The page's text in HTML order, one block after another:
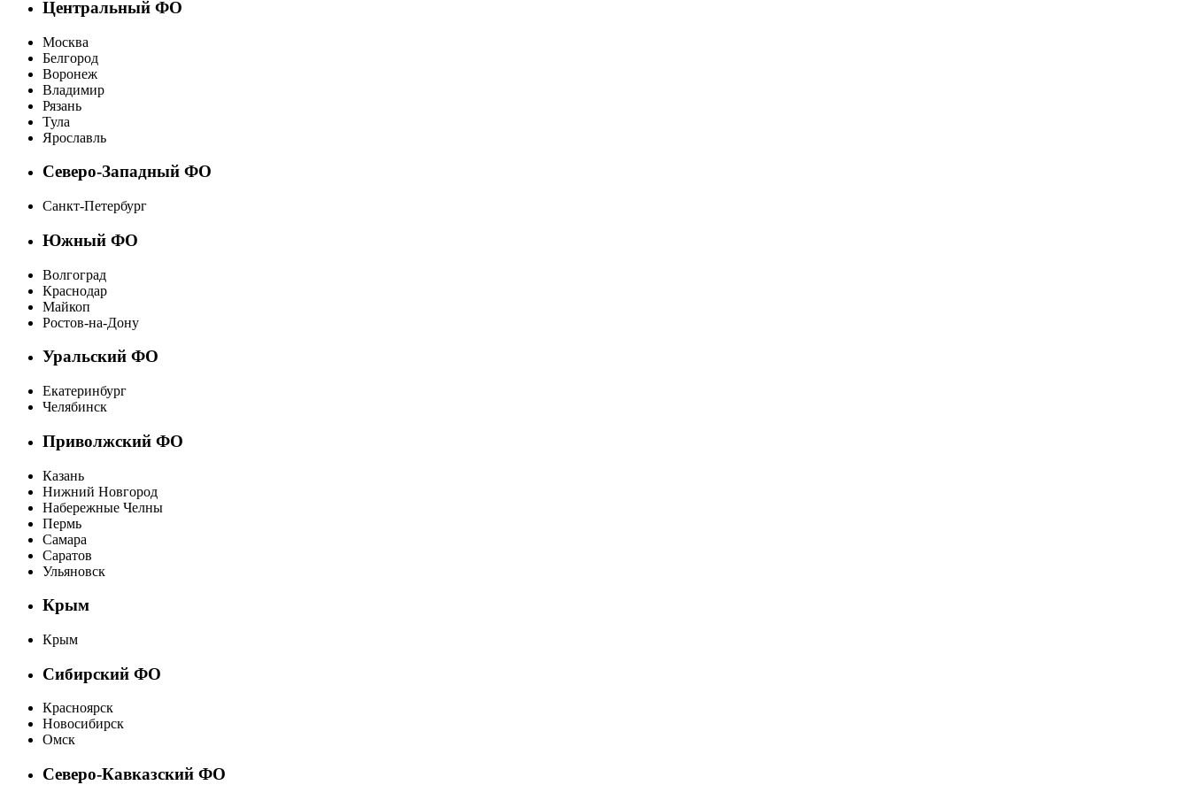
Центральный ФО
Москва
Белгород
Воронеж
Владимир
Рязань
Тула
Ярославль
Северо-Западный ФО
Санкт-Петербург
Южный ФО
Волгоград
Краснодар
Майкоп
Ростов-на-Дону
Уральский ФО
Екатеринбург
Челябинск
Приволжский ФО
Казань
Нижний Новгород
Набережные Челны
Пермь
Самара
Саратов
Ульяновск
Крым
Крым
Сибирский ФО
Красноярск
Новосибирск
Омск
Северо-Кавказский ФО